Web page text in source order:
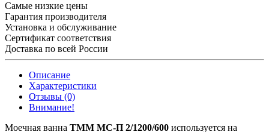
Самые низкие цены
Гарантия производителя
Установка и обслуживание
Сертификат соответствия
Доставка по всей России
Описание
Характеристики
Отзывы (0)
Внимание!
Моечная ванна ТММ МС-П 2/1200/600 используется на